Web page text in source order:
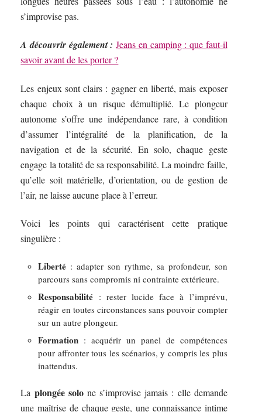
s’improvise pas.
A découvrir également : Jeans en camping : que faut-il
savoir avant de les porter ?
Les enjeux sont clairs : gagner en liberté, mais exposer
chaque choix à un risque démultiplié. Le plongeur
autonome s’offre une indépendance rare, à condition
d’assumer l’intégralité de la planification, de la
navigation et de la sécurité. En solo, chaque geste
engage la totalité de sa responsabilité. La moindre faille,
qu’elle soit matérielle, d’orientation, ou de gestion de
l’air, ne laisse aucune place à l’erreur.
Voici les points qui caractérisent cette pratique
singulière :
Liberté : adapter son rythme, sa profondeur, son
parcours sans compromis ni contrainte extérieure.
Responsabilité : rester lucide face à l’imprévu,
réagir en toutes circonstances sans pouvoir compter
sur un autre plongeur.
Formation : acquérir un panel de compétences
pour affronter tous les scénarios, y compris les plus
inattendus.
La plongée solone s’improvise jamais : elle demande
une maîtrise de chaque geste, une connaissance intime